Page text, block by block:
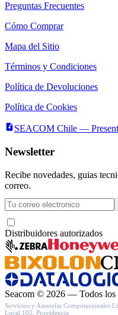
Preguntas Frecuentes
Cómo Comprar
Mapa del Sitio
Términos y Condiciones
Política de Devoluciones
Política de Cookies
SEACOM Chile —
Newsletter
Recibe novedades, guias
correo.
Distribuidores autorizados
Seacom © 2026 — Todos los
Servicios y Asesorías Computacionales
Local 102, Providencia